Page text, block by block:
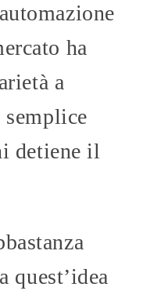
ha
a
semplice
detiene il
quest’idea